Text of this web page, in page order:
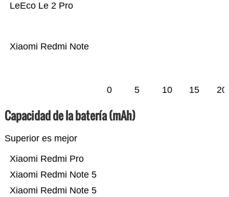
Xiaomi Redmi Note
LeEco Le 2 Pro
0 5 10 15 20
Capacidad de la batería (mAh)
Superior es mejor
Xiaomi Redmi Note 5
Xiaomi Redmi Note 5
Xiaomi Redmi Pro